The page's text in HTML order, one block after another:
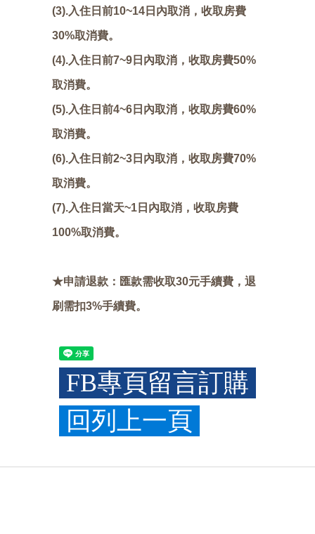
(3).入住日前10~14日內取消，收取房費
30%取消費。
(4).入住日前7~9日內取消，收取房費50%
取消費。
(5).入住日前4~6日內取消，收取房費60%
取消費。
(6).入住日前2~3日內取消，收取房費70%
取消費。
(7).入住日當天~1日內取消，收取房費
100%取消費。
★申請退款：匯款需收取30元手續費，退
刷需扣3%手續費。
FB專頁留言訂購
回列上一頁